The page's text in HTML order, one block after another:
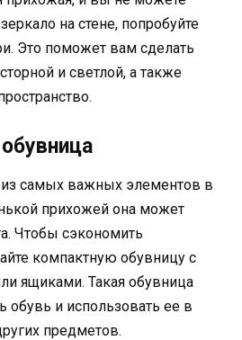
на стене, попробуйте
Это поможет вам сделать
и светлой, а также
самых важных элементов в
прихожей она может
Чтобы сэкономить
компактную обувницу с
ящиками. Такая обувница
обувь и использовать ее в
предметов.